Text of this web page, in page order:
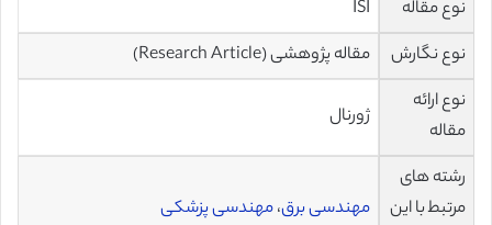
نوع مقاله
ISI
نوع نگارش
مقاله پژوهشی (Research Article)
نوع ارائه
مقاله
ژورنال
رشته های
مرتبط با این
مهندسی برق،مهندسی پزشکی